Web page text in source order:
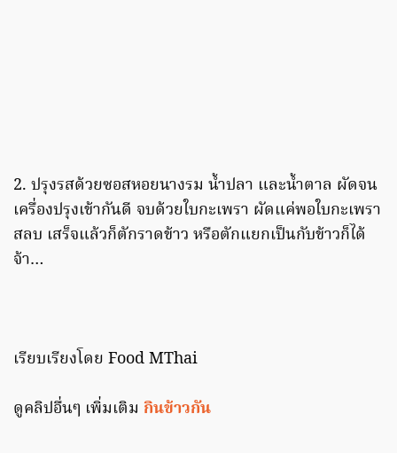
2. ปรุงรสด้วยซอสหอยนางรม น้ำปลา และน้ำตาล ผัดจน
เครื่องปรุงเข้ากันดี จบด้วยใบกะเพรา ผัดแค่พอใบกะเพรา
สลบ เสร็จแล้วก็ตักราดข้าว หรือตักแยกเป็นกับข้าวก็ได้
จ้า…
เรียบเรียงโดย Food MThai
ดูคลิปอื่นๆ เพิ่มเติม กินข้าวกัน